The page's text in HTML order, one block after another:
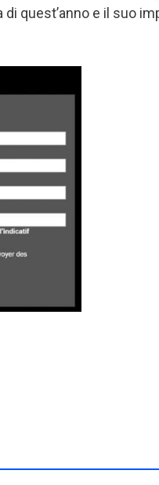
quest’anno e il suo